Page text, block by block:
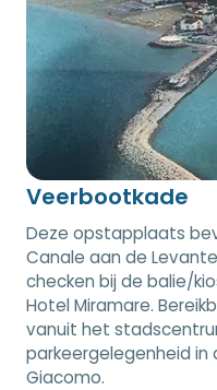
Veerbootkade
Deze opstapplaats
Canale aan de
checken bij de balie/
Hotel Miramare.
vanuit het
parkeergelegenheid in
Giacomo.